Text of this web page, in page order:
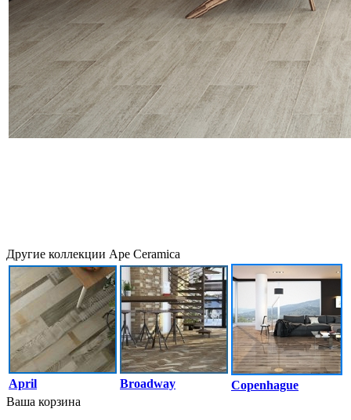
Другие коллекции Ape Ceramica
April Broadway
Copenhague
Ваша корзина